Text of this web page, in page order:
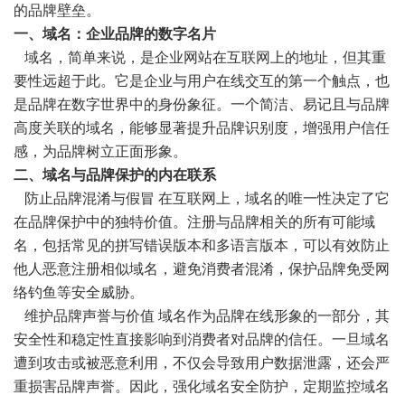
的品牌壁垒。
一、域名：企业品牌的数字名片
域名，简单来说，是企业网站在互联网上的地址，但其重
要性远超于此。它是企业与用户在线交互的第一个触点，也
是品牌在数字世界中的身份象征。一个简洁、易记且与品牌
高度关联的域名，能够显著提升品牌识别度，增强用户信任
感，为品牌树立正面形象。
二、域名与品牌保护的内在联系
防止品牌混淆与假冒 在互联网上，域名的唯一性决定了它
在品牌保护中的独特价值。注册与品牌相关的所有可能域
名，包括常见的拼写错误版本和多语言版本，可以有效防止
他人恶意注册相似域名，避免消费者混淆，保护品牌免受网
络钓鱼等安全威胁。
维护品牌声誉与价值 域名作为品牌在线形象的一部分，其
安全性和稳定性直接影响到消费者对品牌的信任。一旦域名
遭到攻击或被恶意利用，不仅会导致用户数据泄露，还会严
重损害品牌声誉。因此，强化域名安全防护，定期监控域名